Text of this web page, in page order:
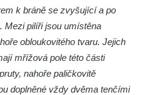
k bráně se zvyšující a po
Mezi pilíři jsou umístěna
obloukovitého tvaru. Jejich
mřížová pole této části
nahoře paličkovitě
doplněné vždy dvěma tenčími